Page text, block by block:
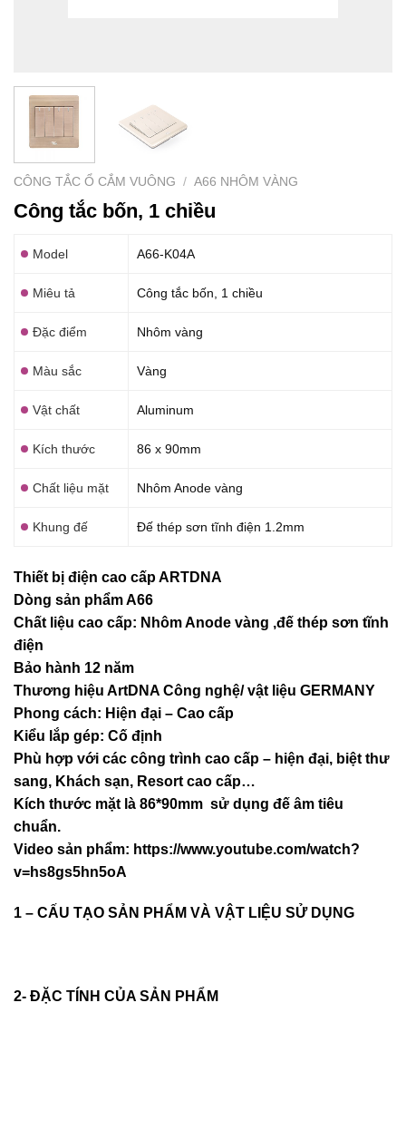
CÔNG TẮC Ổ CẮM VUÔNG / A66 NHÔM VÀNG
Công tắc bốn, 1 chiều
Model A66-K04A
Miêu tả Công tắc bốn, 1 chiều
Đặc điểm Nhôm vàng
Màu sắc Vàng
Vật chất Aluminum
Kích thước 86 x 90mm
Chất liệu mặt Nhôm Anode vàng
Khung đế Đế thép sơn tĩnh điện 1.2mm
Thiết bị điện cao cấp ARTDNA
Dòng sản phẩm A66
Chất liệu cao cấp: Nhôm Anode vàng ,đế thép sơn tĩnh
điện
Bảo hành 12 năm
Thương hiệu ArtDNA Công nghệ/ vật liệu GERMANY
Phong cách: Hiện đại – Cao cấp
Kiểu lắp gép: Cố định
Phù hợp với các công trình cao cấp – hiện đại, biệt thư
sang, Khách sạn, Resort cao cấp…
Kích thước mặt là 86*90mm sử dụng đế âm tiêu
chuẩn.
Video sản phẩm: https://www.youtube.com/watch?
v=hs8gs5hn5oA
1 – CẤU TẠO SẢN PHẨM VÀ VẬT LIỆU SỬ DỤNG
2- ĐẶC TÍNH CỦA SẢN PHẨM